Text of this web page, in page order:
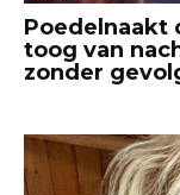
Poedelnaakt
toog van
zonder